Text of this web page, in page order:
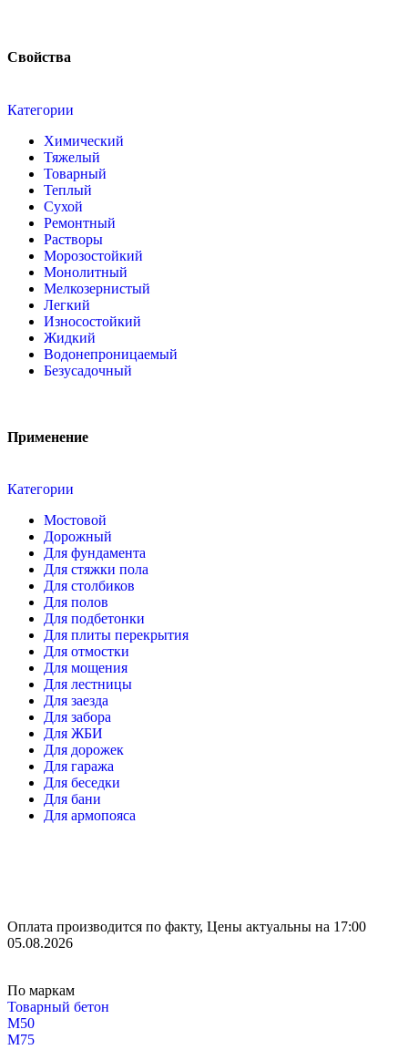
Свойства
Категории
Химический
Тяжелый
Товарный
Теплый
Сухой
Ремонтный
Растворы
Морозостойкий
Монолитный
Мелкозернистый
Легкий
Износостойкий
Жидкий
Водонепроницаемый
Безусадочный
Применение
Категории
Мостовой
Дорожный
Для фундамента
Для стяжки пола
Для столбиков
Для полов
Для подбетонки
Для плиты перекрытия
Для отмостки
Для мощения
Для лестницы
Для заезда
Для забора
Для ЖБИ
Для дорожек
Для гаража
Для беседки
Для бани
Для армопояса
Оплата производится по факту, Цены актуальны на 17:00
05.08.2026
По маркам
Товарный бетон
М50
М75